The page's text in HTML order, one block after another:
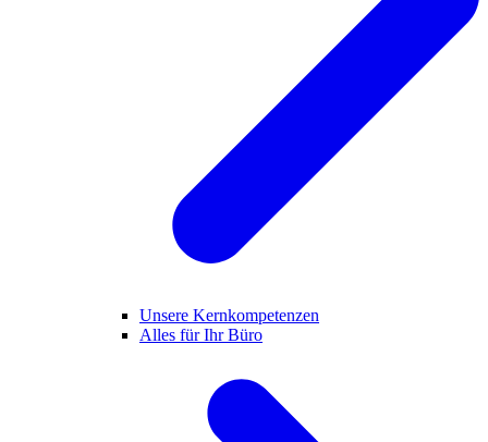
Unsere Kernkompetenzen
Alles für Ihr Büro